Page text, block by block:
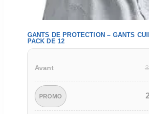
GANTS DE PROTECTION – GANTS
PACK DE 12
Avant
PROMO